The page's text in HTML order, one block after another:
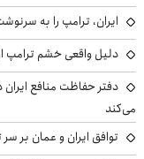
ایران، ترامپ را به سرنوشت ۴۵ سال پیش کارتر دچار
دلیل واقعی خشم ترامپ
دفتر حفاظت منافع ایران
می‌کند
توافق ایران و عمان بر